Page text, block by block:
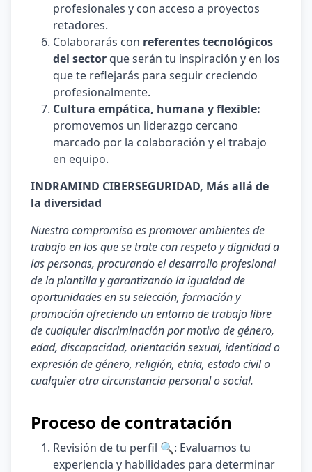
profesionales y con acceso a proyectos
retadores.
Colaborarás con referentes tecnológicos
del sector que serán tu inspiración y en los
que te reflejarás para seguir creciendo
profesionalmente.
Cultura empática, humana y flexible:
promovemos un liderazgo cercano
marcado por la colaboración y el trabajo
en equipo.
INDRAMIND CIBERSEGURIDAD, Más allá de
la diversidad
Nuestro compromiso es promover ambientes de
trabajo en los que se trate con respeto y dignidad a
las personas, procurando el desarrollo profesional
de la plantilla y garantizando la igualdad de
oportunidades en su selección, formación y
promoción ofreciendo un entorno de trabajo libre
de cualquier discriminación por motivo de género,
edad, discapacidad, orientación sexual, identidad o
expresión de género, religión, etnia, estado civil o
cualquier otra circunstancia personal o social.
Proceso de contratación
Revisión de tu perfil 🔍: Evaluamos tu
experiencia y habilidades para determinar